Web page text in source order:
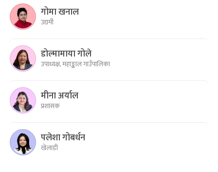
गोमा खनाल
उद्यमी
डोल्मामाया गोले
उपाध्यक्ष, महाङ्काल गाउँपालिका
मीना अर्याल
प्रशासक
पलेशा गोबर्धन
खेलाडी